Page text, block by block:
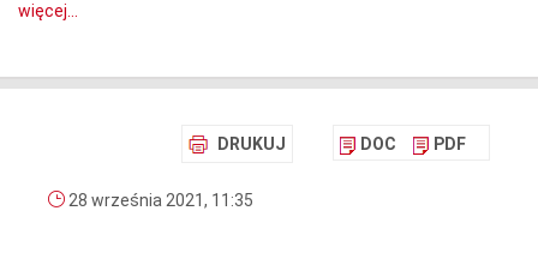
więcej...
DRUKUJ DOC PDF
28 września 2021, 11:35